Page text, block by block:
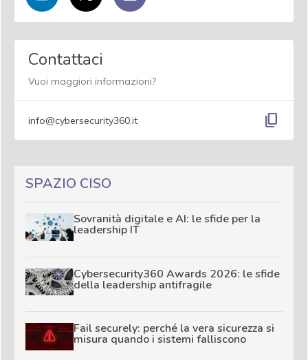
Contattaci
Vuoi maggiori informazioni?
info@cybersecurity360.it content_copy
SPAZIO CISO
Sovranità digitale e AI: le sfide per la
leadership IT
Cybersecurity360 Awards 2026: le sfide
della leadership antifragile
Fail securely: perché la vera sicurezza si
misura quando i sistemi falliscono